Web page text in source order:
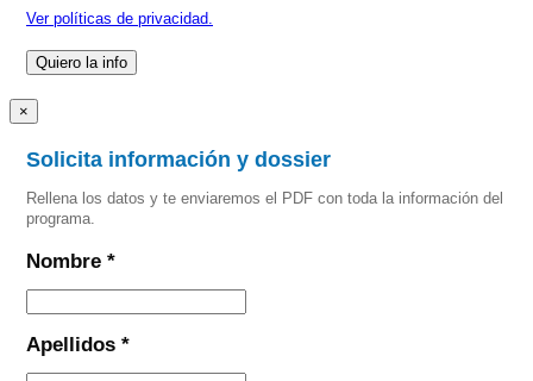
Ver políticas de privacidad.
×
Solicita información y dossier
Rellena los datos y te enviaremos el PDF con toda la información del
programa.
Nombre *
Apellidos *